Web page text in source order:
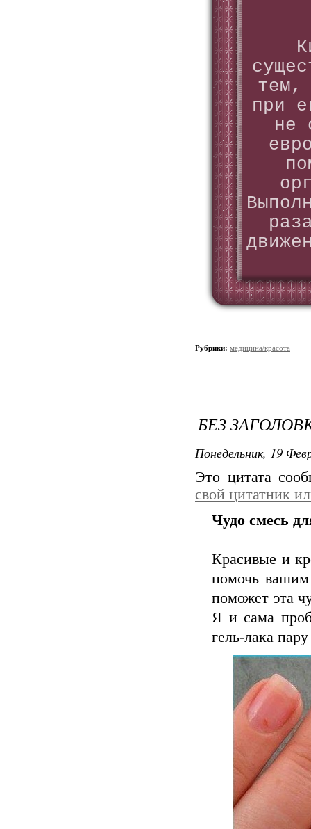
тем,
при
не
Рубрики: медицина/красота
БЕЗ
Понедельник, 19
Это цитата
свой цитатник
Чудо смесь
Красивые и
помочь вашим
поможет эта
Я и сама
гель-лака